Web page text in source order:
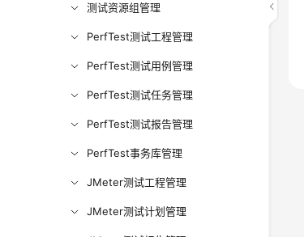
测试资源组管理
PerfTest测试工程管理
PerfTest测试用例管理
PerfTest测试任务管理
PerfTest测试报告管理
PerfTest事务库管理
JMeter测试工程管理
JMeter测试计划管理